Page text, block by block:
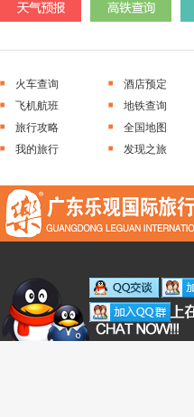
火车查询
酒店预定
飞机航班
地铁查询
旅行攻略
全国地图
我的旅行
发现之旅